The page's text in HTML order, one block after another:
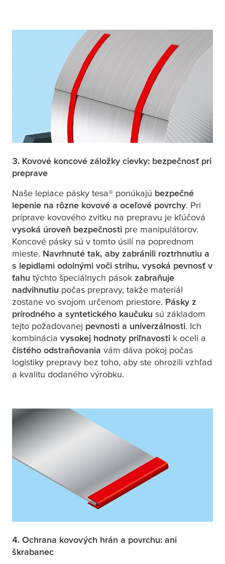
3. Kovové koncové záložky cievky: bezpečnosť pri
preprave
Naše lepiace pásky tesa® ponúkajú bezpečné
lepenie na rôzne kovové a oceľové povrchy. Pri
príprave kovového zvitku na prepravu je kľúčová
vysoká úroveň bezpečnosti pre manipulátorov.
Koncové pásky sú v tomto úsilí na poprednom
mieste. Navrhnuté tak, aby zabránili roztrhnutiu a
s lepidlami odolnými voči strihu, vysoká pevnosť v
ťahu týchto špeciálnych pások zabraňuje
nadvihnutiu počas prepravy, takže materiál
zostane vo svojom určenom priestore. Pásky z
prírodného a syntetického kaučuku sú základom
tejto požadovanej pevnosti a univerzálnosti. Ich
kombinácia vysokej hodnoty priľnavosti k oceli a
čistého odstraňovania vám dáva pokoj počas
logistiky prepravy bez toho, aby ste ohrozili vzhľad
a kvalitu dodaného výrobku.
4. Ochrana kovových hrán a povrchu: ani
škrabanec